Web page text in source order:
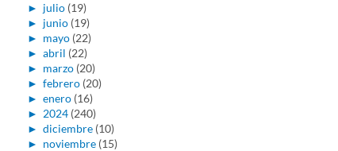
► julio (19)
► junio (19)
► mayo (22)
► abril (22)
► marzo (20)
► febrero (20)
► enero (16)
► 2024 (240)
► diciembre (10)
► noviembre (15)